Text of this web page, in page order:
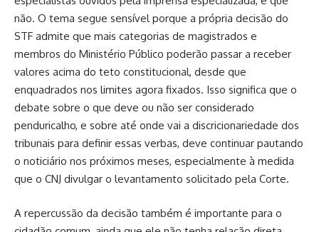
não. O tema segue sensível porque a própria decisão do
STF admite que mais categorias de magistrados e
membros do Ministério Público poderão passar a receber
valores acima do teto constitucional, desde que
enquadrados nos limites agora fixados. Isso significa que o
debate sobre o que deve ou não ser considerado
penduricalho, e sobre até onde vai a discricionariedade dos
tribunais para definir essas verbas, deve continuar pautando
o noticiário nos próximos meses, especialmente à medida
que o CNJ divulgar o levantamento solicitado pela Corte.
A repercussão da decisão também é importante para o